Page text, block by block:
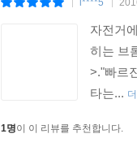
l****5
자전거
히는 브
>."빠르
타는...
1명이 이 리뷰를 추천합니다.